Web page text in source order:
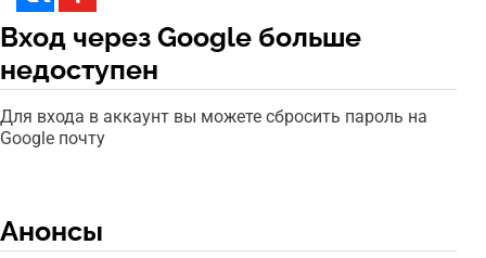
Вход через Google больше
недоступен
Для входа в аккаунт вы можете сбросить пароль на
Google почту
Анонсы